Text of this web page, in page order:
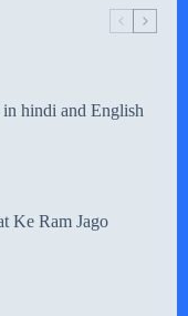
hindi and English
Ke Ram Jago